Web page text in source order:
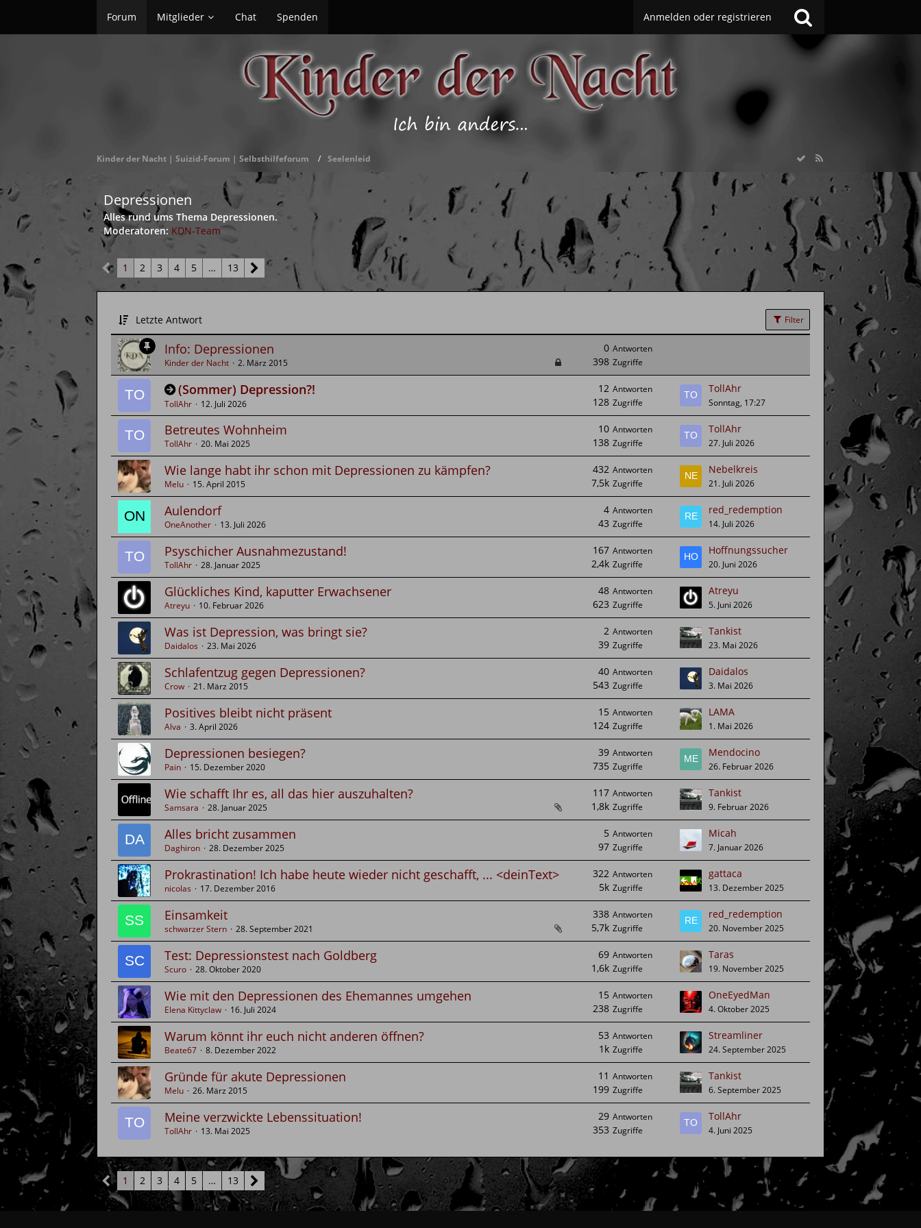
Forum Mitglieder Chat Spenden Anmelden oder registrieren
Kinder der Nacht | Suizid-Forum | Selbsthilfeforum Seelenleid
Depressionen
Alles rund ums Thema Depressionen.
Moderatoren: KDN-Team
1 2 3 4 5 … 13
Letzte Antwort Filter
Info: Depressionen
Kinder der Nacht 2. März 2015
(Sommer) Depression?!
TollAhr 12. Juli 2026
TollAhr
Sonntag, 17:27
Betreutes Wohnheim
TollAhr 20. Mai 2025
TollAhr
27. Juli 2026
Wie lange habt ihr schon mit Depressionen zu kämpfen?
Melu 15. April 2015
Nebelkreis
21. Juli 2026
Aulendorf
OneAnother 13. Juli 2026
red_redemption
14. Juli 2026
Psyschicher Ausnahmezustand!
TollAhr 28. Januar 2025
Hoffnungssucher
20. Juni 2026
Glückliches Kind, kaputter Erwachsener
Atreyu 10. Februar 2026
Atreyu
5. Juni 2026
Was ist Depression, was bringt sie?
Daidalos 23. Mai 2026
Tankist
23. Mai 2026
Schlafentzug gegen Depressionen?
Crow 21. März 2015
Daidalos
3. Mai 2026
Positives bleibt nicht präsent
Alva 3. April 2026
LAMA
1. Mai 2026
Depressionen besiegen?
Pain 15. Dezember 2020
Mendocino
26. Februar 2026
Wie schafft Ihr es, all das hier auszuhalten?
Samsara 28. Januar 2025
Tankist
9. Februar 2026
Alles bricht zusammen
Daghiron 28. Dezember 2025
Micah
7. Januar 2026
Prokrastination! Ich habe heute wieder nicht geschafft, ... <deinText>
nicolas 17. Dezember 2016
gattaca
13. Dezember 2025
Einsamkeit
schwarzer Stern 28. September 2021
red_redemption
20. November 2025
Test: Depressionstest nach Goldberg
Scuro 28. Oktober 2020
Taras
19. November 2025
Wie mit den Depressionen des Ehemannes umgehen
Elena Kittyclaw 16. Juli 2024
OneEyedMan
4. Oktober 2025
Warum könnt ihr euch nicht anderen öffnen?
Beate67 8. Dezember 2022
Streamliner
24. September 2025
Gründe für akute Depressionen
Melu 26. März 2015
Tankist
6. September 2025
Meine verzwickte Lebenssituation!
TollAhr 13. Mai 2025
TollAhr
4. Juni 2025
1 2 3 4 5 … 13